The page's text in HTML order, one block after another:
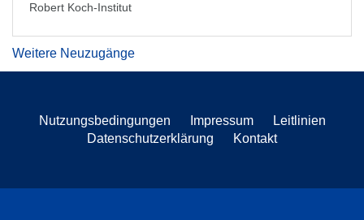
Robert Koch-Institut
Weitere Neuzugänge
Nutzungsbedingungen Impressum
Leitlinien
Datenschutzerklärung
Kontakt